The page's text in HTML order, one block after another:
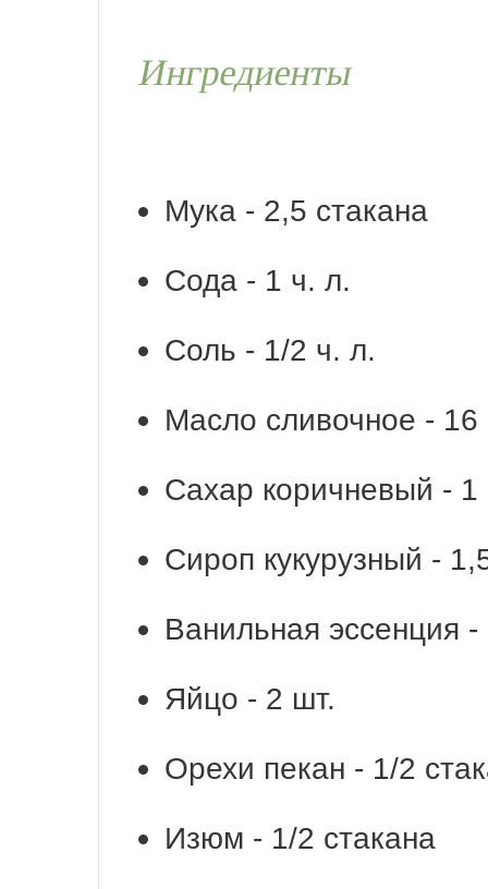
Ингредиенты
Мука - 2,5 стакана
Сода - 1 ч. л.
Соль - 1/2 ч. л.
Масло сливочное - 16
Сахар коричневый - 1
Сироп кукурузный -
Ванильная эссенция
Яйцо - 2 шт.
Орехи пекан - 1/2
Изюм - 1/2 стакана